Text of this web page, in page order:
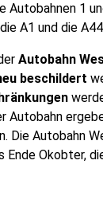
Autobahnen 1
A1 und die
Autobahn
beschildert
Autobahn
Die Autobahn
Okobter,